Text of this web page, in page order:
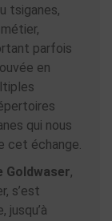
tsiganes,
parfois
en
qui nous
cet échange.
Goldwaser,
s’est
jusqu’à